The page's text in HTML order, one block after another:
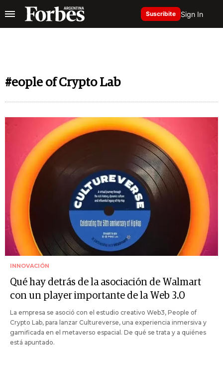
Suscribite Sign In
#eople of Crypto Lab
INNOVACIÓN
Qué hay detrás de la asociación de Walmart
con un player importante de la Web 3.0
La empresa se asoció con el estudio creativo Web3, People of
Crypto Lab, para lanzar Cultureverse, una experiencia inmersiva y
gamificada en el metaverso espacial. De qué se trata y a quiénes
está apuntado.